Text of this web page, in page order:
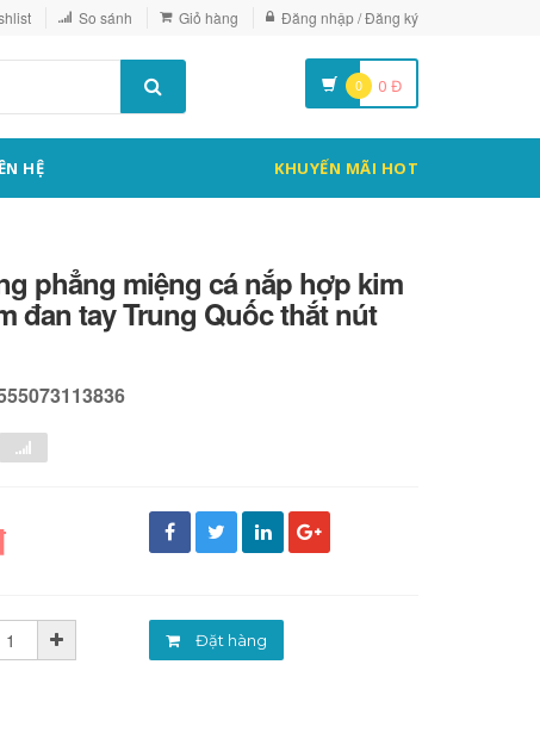
So sánh Giỏ hàng Đăng nhập / Đăng ký
0 0 Đ
HỆ KHUYẾN MÃI HOT
phẳng miệng cá nắp hợp kim
đan tay Trung Quốc thắt nút
Đặt hàng